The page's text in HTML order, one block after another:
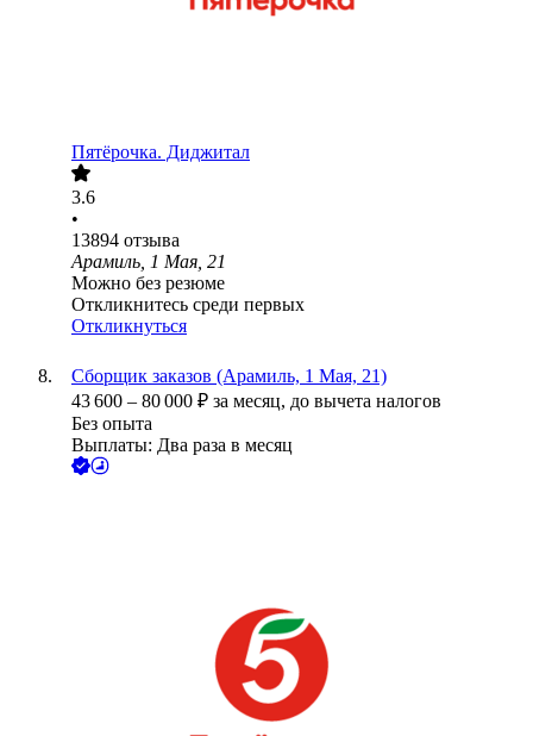
Пятёрочка. Диджитал
3.6
•
13894 отзыва
Арамиль, 1 Мая, 21
Можно без резюме
Откликнитесь среди первых
Откликнуться
Сборщик заказов (Арамиль, 1 Мая, 21)
43 600 – 80 000 ₽ за месяц, до вычета налогов
Без опыта
Выплаты: Два раза в месяц